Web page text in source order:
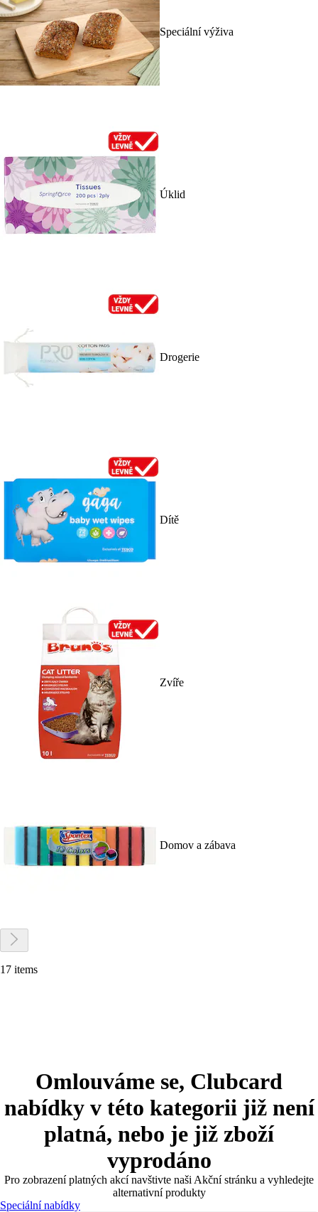
Speciální výživa
Úklid
Drogerie
Dítě
Zvíře
Domov a zábava
17 items
Omlouváme se, Clubcard
nabídky v této kategorii již není
platná, nebo je již zboží
vyprodáno
Pro zobrazení platných akcí navštivte naši Akční stránku a vyhledejte
alternativní produkty
Speciální nabídky